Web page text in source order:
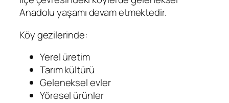
Anadolu yaşamı devam etmektedir.
Köy gezilerinde:
Yerel üretim
Tarım kültürü
Geleneksel evler
Yöresel ürünler